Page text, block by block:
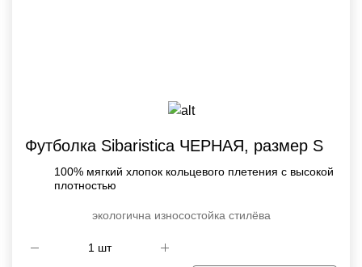
Футболка Sibaristica ЧЕРНАЯ, размер S
100% мягкий хлопок кольцевого плетения с высокой
плотностью
экологична износостойка стилёва